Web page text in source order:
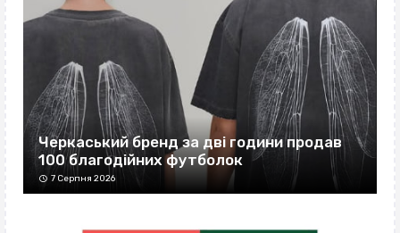
Черкаський бренд за дві години продав
100 благодійних футболок
7 Серпня 2026